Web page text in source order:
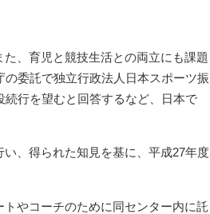
、育児と競技生活との両立にも課題
委託で独立行政法人日本スポーツ振
行を望むと回答するなど、日本で
、得られた知見を基に、平成27年度
やコーチのために同センター内に託